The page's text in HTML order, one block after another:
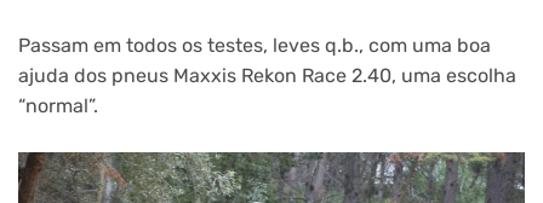
Passam em todos os testes, leves q.b., com uma boa
ajuda dos pneus Maxxis Rekon Race 2.40, uma escolha
“normal”.